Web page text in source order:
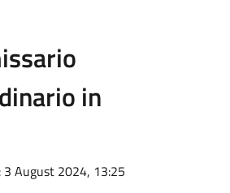
in
: 3 August 2024, 13:25